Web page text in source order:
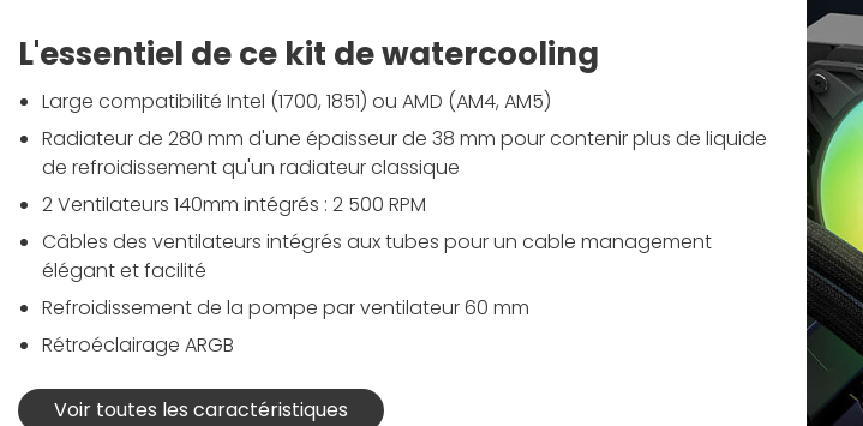
L'essentiel de ce kit de watercooling
Large compatibilité Intel (1700, 1851) ou AMD (AM4, AM5)
Radiateur de 280 mm d'une épaisseur de 38 mm pour contenir plus de liquide
de refroidissement qu'un radiateur classique
2 Ventilateurs 140mm intégrés : 2 500 RPM
Câbles des ventilateurs intégrés aux tubes pour un cable management
élégant et facilité
Refroidissement de la pompe par ventilateur 60 mm
Rétroéclairage ARGB
Voir toutes les caractéristiques